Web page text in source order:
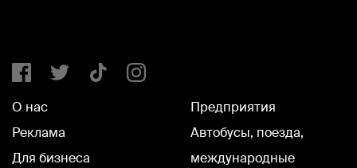
О нас
Реклама
Для бизнеса
Предприятия
Автобусы, поезда,
международные